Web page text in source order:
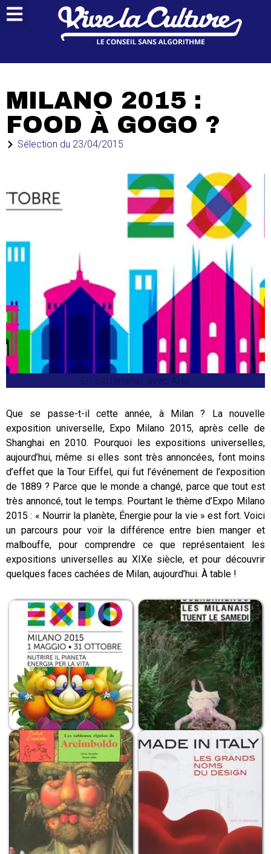
MILANO 2015 :
FOOD À GOGO ?
Sélection du 23/04/2015
En partenariat avec Arte
Que se passe-t-il cette année, à Milan ? La nouvelle
exposition universelle, Expo Milano 2015, après celle de
Shanghai en 2010. Pourquoi les expositions universelles,
aujourd’hui, même si elles sont très annoncées, font moins
d’effet que la Tour Eiffel, qui fut l’événement de l’exposition
de 1889 ? Parce que le monde a changé, parce que tout est
très annoncé, tout le temps. Pourtant le thème d’Expo Milano
2015 : « Nourrir la planète, Énergie pour la vie » est fort. Voici
un parcours pour voir la différence entre bien manger et
malbouffe, pour comprendre ce que représentaient les
expositions universelles au XIXe siècle, et pour découvrir
quelques faces cachées de Milan, aujourd’hui. À table !